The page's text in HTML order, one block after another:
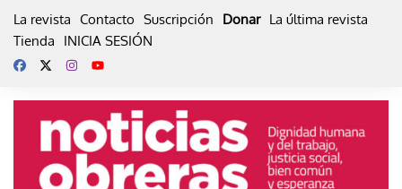
La revista Contacto Suscripción Donar La última revista
Tienda
INICIA SESIÓN